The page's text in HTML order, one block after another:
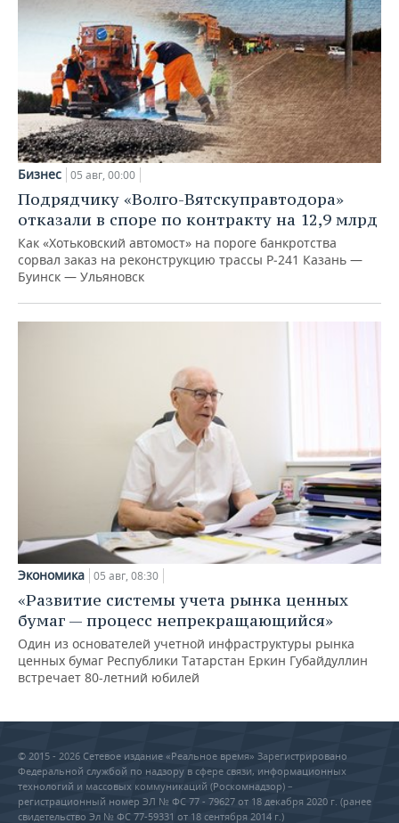
Бизнес 05 авг, 00:00
Подрядчику «Волго-Вятскуправтодора»
отказали в споре по контракту на 12,9 млрд
Как «Хотьковский автомост» на пороге банкротства
сорвал заказ на реконструкцию трассы Р‑241 Казань —
Буинск — Ульяновск
Экономика 05 авг, 08:30
«Развитие системы учета рынка ценных
бумаг — процесс непрекращающийся»
Один из основателей учетной инфраструктуры рынка
ценных бумаг Республики Татарстан Еркин Губайдуллин
встречает 80-летний юбилей
© 2015 - 2026 Сетевое издание «Реальное время» Зарегистрировано
Федеральной службой по надзору в сфере связи, информационных
технологий и массовых коммуникаций (Роскомнадзор) –
регистрационный номер ЭЛ № ФС 77 - 79627 от 18 декабря 2020 г. (ранее
свидетельство Эл № ФС 77-59331 от 18 сентября 2014 г.)